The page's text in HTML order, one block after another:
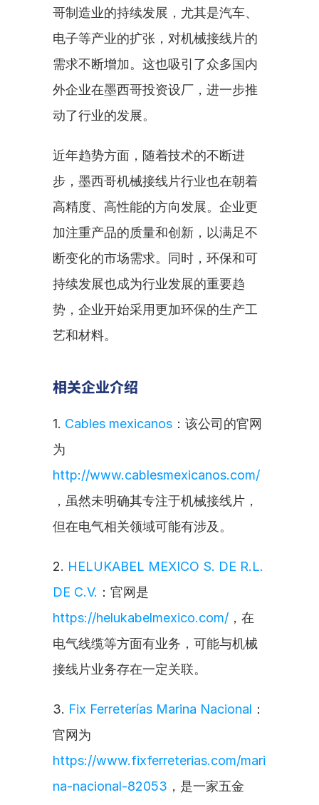
哥制造业的持续发展，尤其是汽车、
电子等产业的扩张，对机械接线片的
需求不断增加。这也吸引了众多国内
外企业在墨西哥投资设厂，进一步推
动了行业的发展。
近年趋势方面，随着技术的不断进
步，墨西哥机械接线片行业也在朝着
高精度、高性能的方向发展。企业更
加注重产品的质量和创新，以满足不
断变化的市场需求。同时，环保和可
持续发展也成为行业发展的重要趋
势，企业开始采用更加环保的生产工
艺和材料。
相关企业介绍
1. Cables mexicanos ：该公司的官网
http://www.cablesmexicanos.com/
，虽然未明确其专注于机械接线片，
但在电气相关领域可能有涉及。
2. HELUKABEL MEXICO S. DE R.L.
DE C.V.
https://helukabelmexico.com/ ，在
电气线缆等方面有业务，可能与机械
接线片业务存在一定关联。
3. Fix Ferreterías Marina Nacional ：
https://www.fixferreterias.com/mari
na-nacional-82053 ，是一家五金